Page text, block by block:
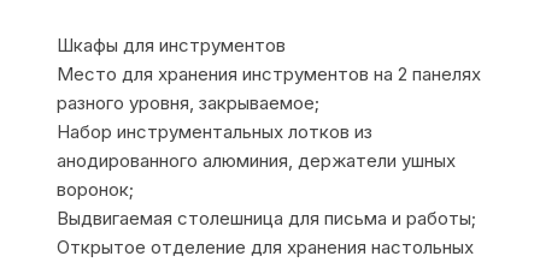
Шкафы для инструментов
Место для хранения инструментов на 2 панелях
разного уровня, закрываемое;
Набор инструментальных лотков из
анодированного алюминия, держатели ушных
воронок;
Выдвигаемая столешница для письма и работы;
Открытое отделение для хранения настольных